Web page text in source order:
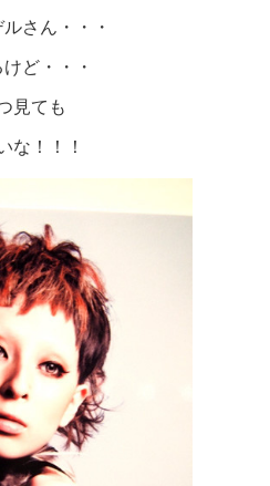
さん・・・
けど・・・
見ても
な！！！